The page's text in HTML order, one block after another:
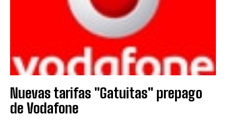
Nuevas tarifas "Gatuitas" prepago
de Vodafone